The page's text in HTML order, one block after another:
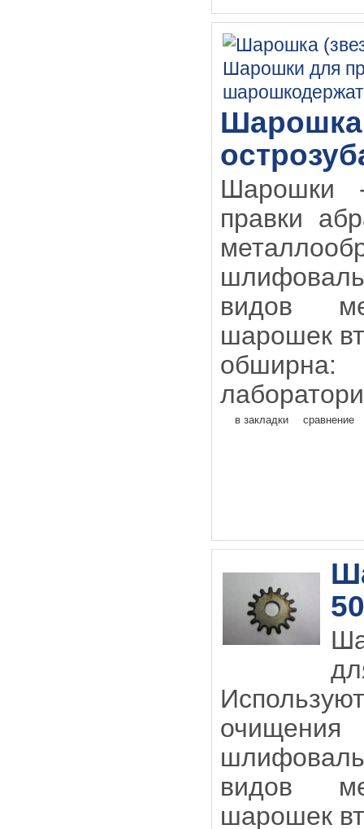
Шарошка
Шарошки
правки
видов
шарошек
в закладки сравнение
видов
шарошек